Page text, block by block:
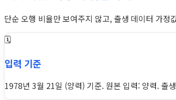
단순 오행 비율만 보여주지 않고, 출생 데이터 가정
🗓️
입력 기준
1978년 3월 21일 (양력) 기준. 원본 입력: 양력. 출